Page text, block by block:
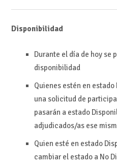
Disponibilidad
Durante el día de hoy se
disponibilidad
Quienes estén en
una solicitud de
pasarán a estado
adjudicados/as ese
Quien esté en estado
cambiar el estado a No